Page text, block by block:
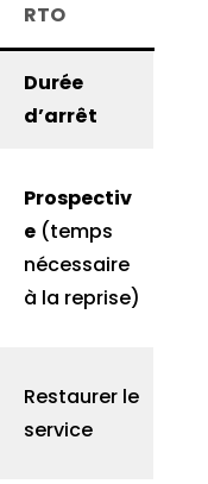
RTO
Durée
d’arrêt
Prospectiv
e (temps
nécessaire
à la reprise)
Restaurer le
service